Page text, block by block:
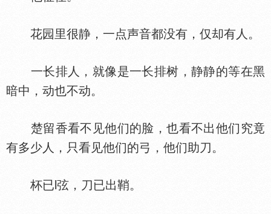
花园里很静，一点声音都没有，仅却有人。
一长排人，就像是一长排树，静静的等在黑
暗中，动也不动。
楚留香看不见他们的脸，也看不出他们究竟
有多少人，只看见他们的弓，他们助刀。
杯已l弦，刀已出鞘。